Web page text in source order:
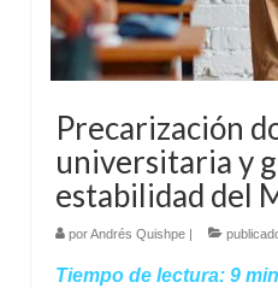
Precarización
universitaria y
estabilidad del
porAndrés Quishpe |
Tiempo de lectura: 9